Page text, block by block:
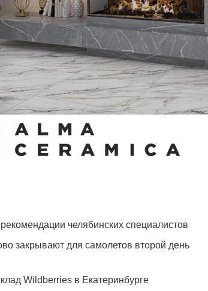
челябинских специалистов
закрывают для самолетов второй день
Wildberries в Екатеринбурге